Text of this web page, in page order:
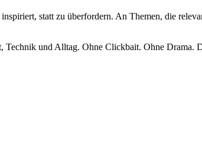
statt zu überfordern. An Themen, die
Technik und Alltag. Ohne Clickbait. Ohne Drama.